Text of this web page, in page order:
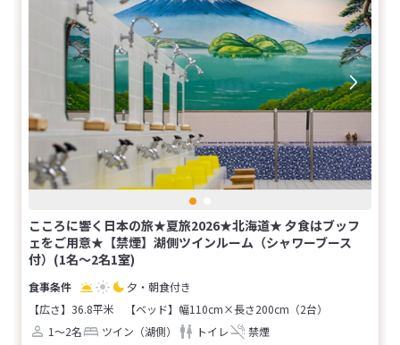
こころに響く日本の旅★夏旅2026★北海道★ 夕食はブッフ
ェをご用意★【禁煙】湖側ツインルーム（シャワーブース
付）(1名～2名1室)
夕・朝食付き
【広さ】36.8平米
【ベッド】幅110cm×長さ200cm（2台）
1～2名
ツイン（湖側） トイレ 禁煙